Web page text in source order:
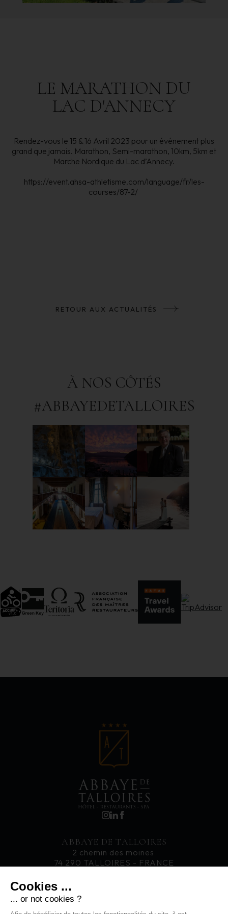
Cookies ...
... or not cookies ?
LE MARATHON DU
LAC D'ANNECY
Rendez-vous le 15 & 16 Avril 2023 pour un événement plus
grand que jamais. Marathon, Semi-marathon, 10km, 5km et
Marche Nordique du Lac d’Annecy.
https://event.ahsa-athletisme.com/language/fr/les-
courses/87-2/
RETOUR AUX ACTUALITÉS
À NOS CÔTÉS
#ABBAYEDETALLOIRES
ABBAYE DE TALLOIRES
2 chemin des moines
74 290 TALLOIRES - FRANCE